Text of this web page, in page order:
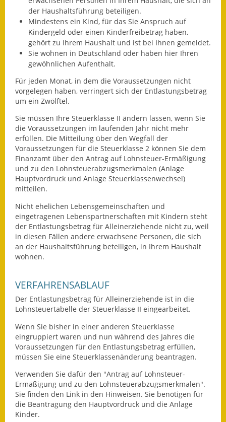
Schadensmeldung
Straßenbau
Landesstraße
Umleitungsplan
Ausweichfahrplan
Buslinie 168
Stellenausschreibungen
Zahlen und Fakten
Bauhof Notzingen
Behördenadressen
Dienstleistungen
Fundbehörde
Gemeinderat
Sitzungsberichte 2015
Sitzungsberichte 2016
der Haushaltsführung beteiligen.
Mindestens ein Kind, für das Sie Anspruch auf
Kindergeld oder einen Kinderfreibetrag haben,
gehört zu Ihrem Haushalt und ist bei Ihnen gemeldet.
Sie wohnen in Deutschland oder haben hier Ihren
gewöhnlichen Aufenthalt.
Für jeden Monat, in dem die Voraussetzungen nicht
vorgelegen haben, verringert sich der Entlastungsbetrag
um ein Zwölftel.
Sie müssen Ihre Steuerklasse II ändern lassen, wenn Sie
die Voraussetzungen im laufenden Jahr nicht mehr
erfüllen. Die Mitteilung über den Wegfall der
Voraussetzungen für die Steuerklasse 2 können Sie dem
Finanzamt über den Antrag auf Lohnsteuer-Ermäßigung
und zu den Lohnsteuerabzugsmerkmalen (Anlage
Hauptvordruck und Anlage Steuerklassenwechsel)
mitteilen.
Nicht ehelichen Lebensgemeinschaften und
eingetragenen Lebenspartnerschaften mit Kindern steht
der Entlastungsbetrag für Alleinerziehende nicht zu, weil
in diesen Fällen andere erwachsene Personen, die sich
an der Haushaltsführung beteiligen, in Ihrem Haushalt
wohnen.
VERFAHRENSABLAUF
Der Entlastungsbetrag für Alleinerziehende ist in die
Lohnsteuertabelle der Steuerklasse II eingearbeitet.
Wenn Sie bisher in einer anderen Steuerklasse
eingruppiert waren und nun während des Jahres die
Voraussetzungen für den Entlastungsbetrag erfüllen,
müssen Sie eine Steuerklassenänderung beantragen.
Verwenden Sie dafür den "Antrag auf Lohnsteuer-
Ermäßigung und zu den Lohnsteuerabzugsmerkmalen".
Sie finden den Link in den Hinweisen. Sie benötigen für
die Beantragung den Hauptvordruck und die Anlage
Kinder.